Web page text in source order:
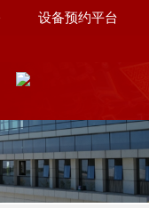
设备预约平台